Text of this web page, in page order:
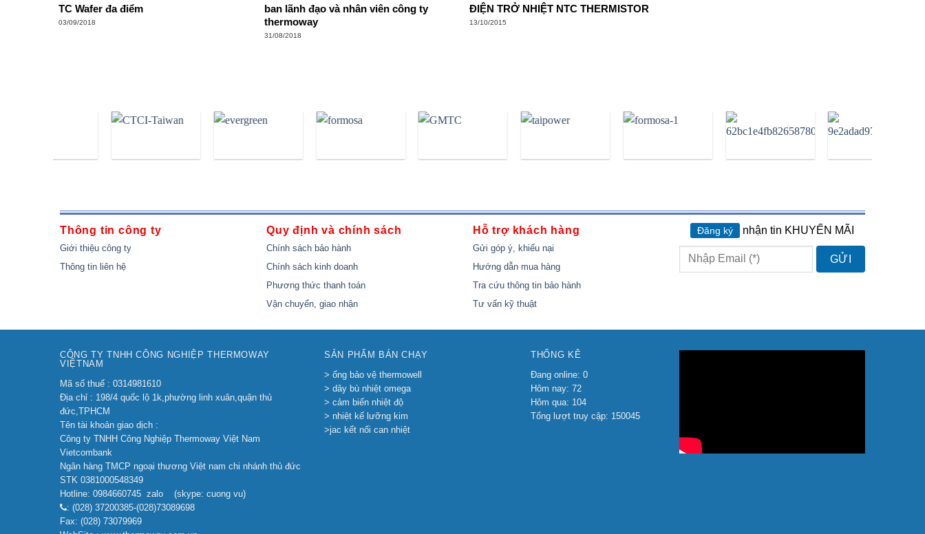
TC Wafer đa điểm
03/09/2018
ban lãnh đạo và nhân viên công ty
thermoway
31/08/2018
ĐIỆN TRỞ NHIỆT NTC THERMISTOR
13/10/2015
Thông tin công ty
Giới thiệu công ty
Thông tin liên hệ
Quy định và chính sách
Chính sách bảo hành
Chính sách kinh doanh
Phương thức thanh toán
Vận chuyển, giao nhận
Hỗ trợ khách hàng
Gửi góp ý, khiếu nại
Hướng dẫn mua hàng
Tra cứu thông tin bảo hành
Tư vấn kỹ thuật
Đăng ký nhận tin KHUYẾN MÃI
CÔNG TY TNHH CÔNG NGHIỆP THERMOWAY
VIỆTNAM
Mã số thuế : 0314981610
Địa chỉ : 198/4 quốc lộ 1k,phường linh xuân,quận thủ
đức,TPHCM
Tên tài khoản giao dịch :
Công ty TNHH Công Nghiệp Thermoway Việt Nam
Vietcombank
Ngân hàng TMCP ngoại thương Việt nam chi nhánh thủ đức
STK 0381000548349
Hotline: 0984660745 zalo (skype: cuong vu)
: (028) 37200385-(028)73089698
Fax: (028) 73079969
SẢN PHẨM BÁN CHẠY
> ống bảo vệ thermowell
> dây bù nhiệt omega
> cảm biến nhiệt độ
> nhiệt kế lưỡng kim
>jac kết nối can nhiệt
THỐNG KÊ
Đang online: 0
Hôm nay: 72
Hôm qua: 104
Tổng lượt truy cập: 150045